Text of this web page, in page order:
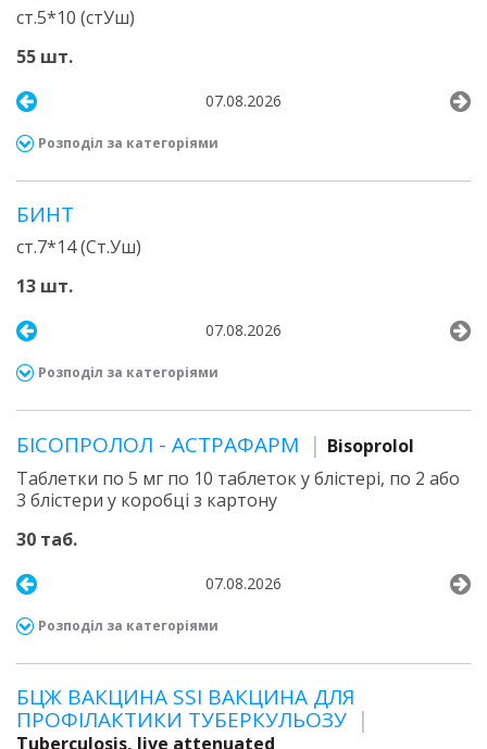
ст.5*10 (стУш)
55 шт.
07.08.2026
Розподіл за категоріями
БИНТ
ст.7*14 (Ст.Уш)
13 шт.
07.08.2026
Розподіл за категоріями
БІСОПРОЛОЛ - АСТРАФАРМ
Bisoprolol
Таблетки по 5 мг по 10 таблеток у блістері, по 2 або
3 блістери у коробці з картону
30 таб.
07.08.2026
Розподіл за категоріями
БЦЖ ВАКЦИНА SSI ВАКЦИНА ДЛЯ
ПРОФІЛАКТИКИ ТУБЕРКУЛЬОЗУ
Tuberculosis, live attenuated